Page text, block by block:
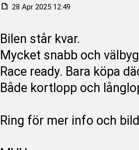
28 Apr 2025 12:49
Bilen står kvar.
Mycket snabb och
Race ready. Bara köpa
Både kortlopp och
Ring för mer info och